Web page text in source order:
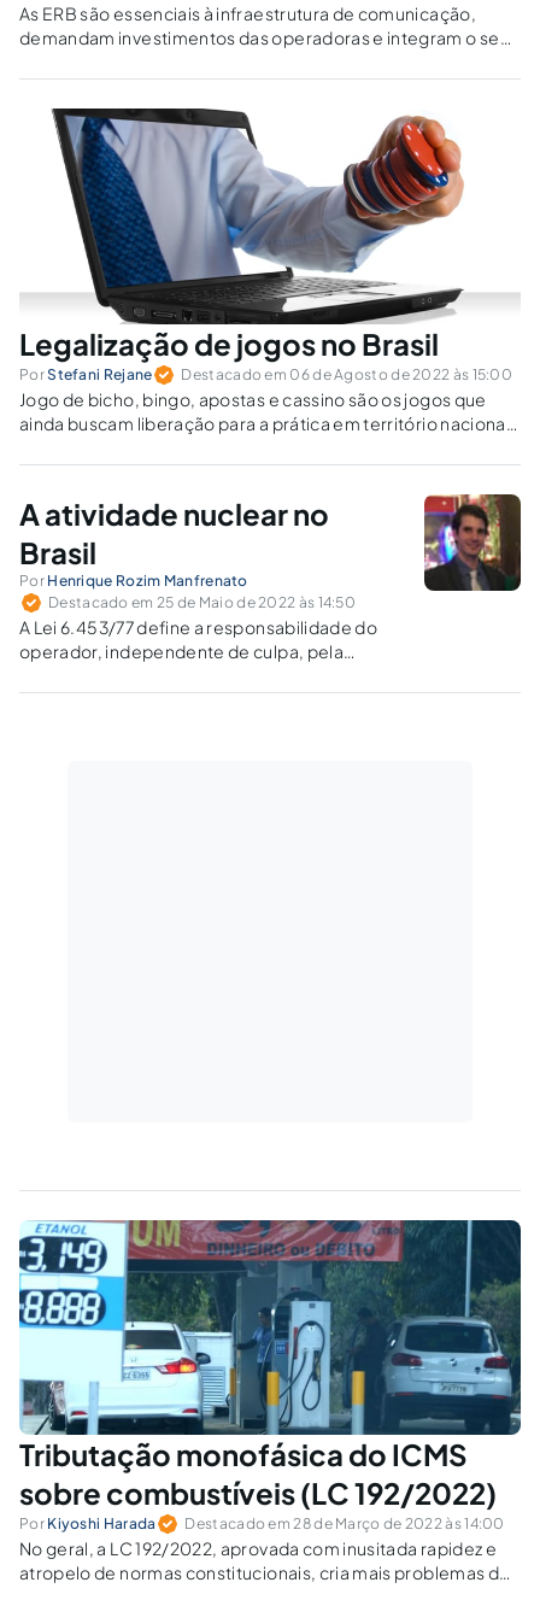
As ERB são essenciais à infraestrutura de comunicação,
demandam investimentos das operadoras e integram o seu
Legalização de jogos no Brasil
PorStefani Rejane Destacado em 06 de Agosto de 2022 às 15:00
Jogo de bicho, bingo, apostas e cassino são os jogos que
ainda buscam liberação para a prática em território nacional.
opiniões dos políticos sobre esse tema.
A atividade nuclear no
Brasil
Por Henrique Rozim Manfrenato
Destacado em 25 de Maio de 2022 às 14:50
A Lei 6.453/77 define a responsabilidade do
operador, independente de culpa, pela
nuclear. Diferentemente da Constituição, ela
Tributação monofásica do ICMS
sobre combustíveis (LC 192/2022)
Por Kiyoshi Harada Destacado em 28 de Março de 2022 às 14:00
No geral, a LC 192/2022, aprovada com inusitada rapidez e
atropelo de normas constitucionais, cria mais problemas do